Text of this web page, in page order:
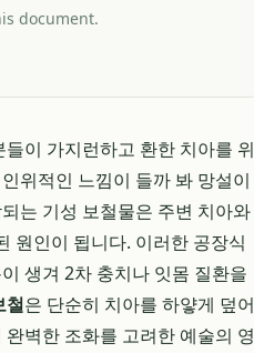
document.
이 가지런하고 환한 치아를 위
위적인 느낌이 들까 봐 망설이
는 기성 보철물은 주변 치아와
원인이 됩니다. 이러한 공장식
생겨 2차 충치나 잇몸 질환을
철은 단순히 치아를 하얗게 덮어
벽한 조화를 고려한 예술의 영